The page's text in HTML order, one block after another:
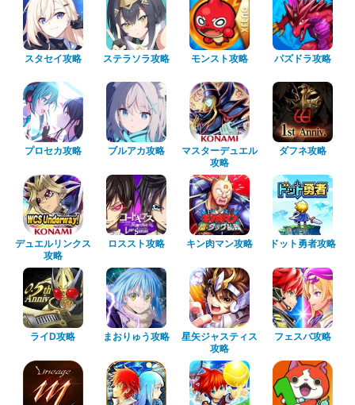
スタセイ攻略 ステラソラ攻略 モンスト攻略 パズドラ攻略
プロセカ攻略 ブルアカ攻略
マスターデュエル
攻略
ダフネ攻略
デュエルリンクス
攻略
ロススト攻略 キン肉マン攻略 ドット勇者攻略
ライD攻略 まおりゅう攻略
星矢ジャスティス
攻略
フェスバ攻略